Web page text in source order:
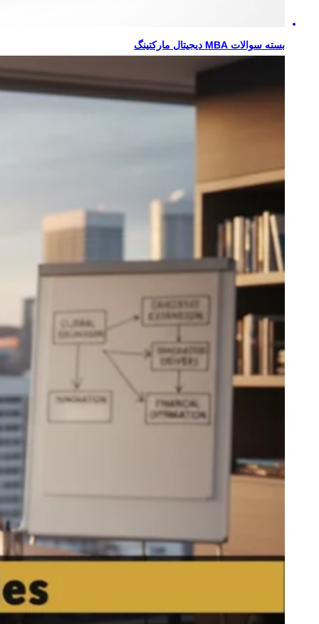
بسته سوالات MBA دیجیتال مارکتینگ